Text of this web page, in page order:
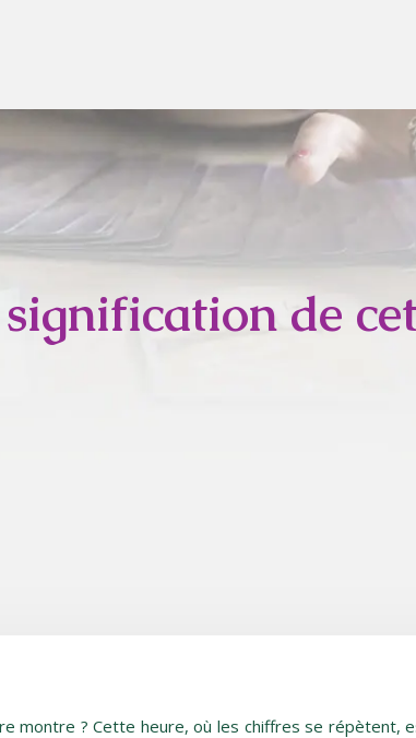
de
montre ? Cette heure, où les chiffres se répètent,